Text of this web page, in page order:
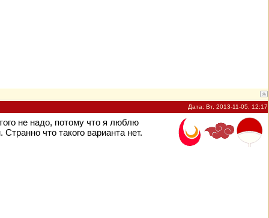
Дата: Вт, 2013-11-05, 12:17
не надо, потому что я люблю
что такого варианта нет.